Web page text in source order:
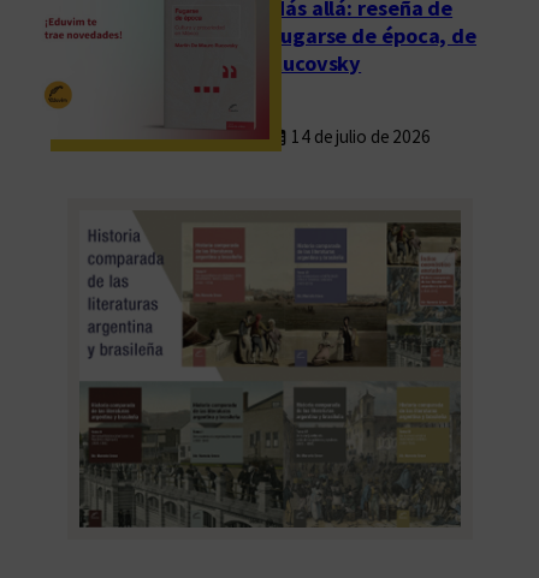
Más allá: reseña de
Fugarse de época, de
Rucovsky
14 de julio de 2026